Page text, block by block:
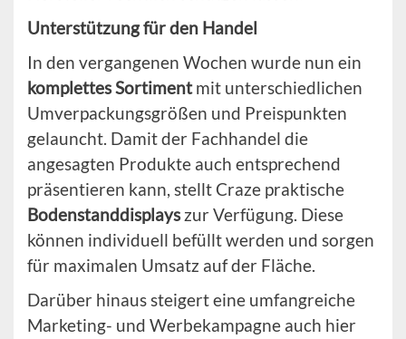
Unterstützung für den Handel
In den vergangenen Wochen wurde nun ein
komplettes Sortimentmit unterschiedlichen
Umverpackungsgrößen und Preispunkten
gelauncht. Damit der Fachhandel die
angesagten Produkte auch entsprechend
präsentieren kann, stellt Craze praktische
Bodenstanddisplayszur Verfügung. Diese
können individuell befüllt werden und sorgen
für maximalen Umsatz auf der Fläche.
Darüber hinaus steigert eine umfangreiche
Marketing- und Werbekampagne auch hier